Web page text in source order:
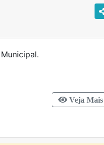
Municipal.
Veja Mais